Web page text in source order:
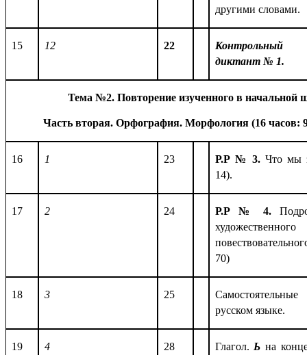
другими словами.
15 12 22
Контрольный
диктант № 1.
Тема №2. Повторение изученного в начальной
Часть вторая. Орфография. Морфология (16 часов:
16 1 23 Р.Р № 3.Что мы
14).
17 2 24 Р.Р № 4.
70)
18 3 25
русском языке.
19 4 28 Глагол. Ь на